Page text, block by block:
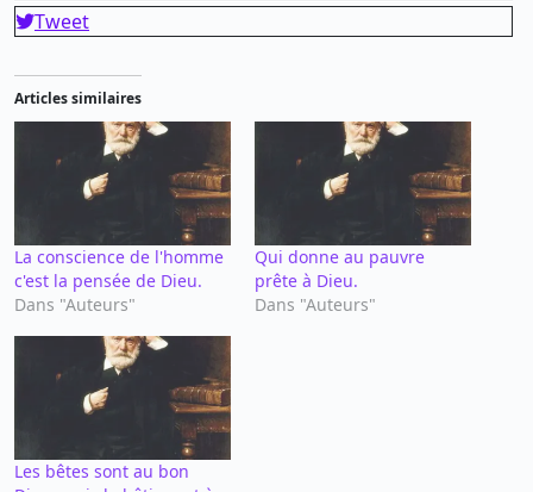
Tweet
Articles similaires
La conscience de l'homme
c'est la pensée de Dieu.
Dans "Auteurs"
Qui donne au pauvre
prête à Dieu.
Dans "Auteurs"
Les bêtes sont au bon